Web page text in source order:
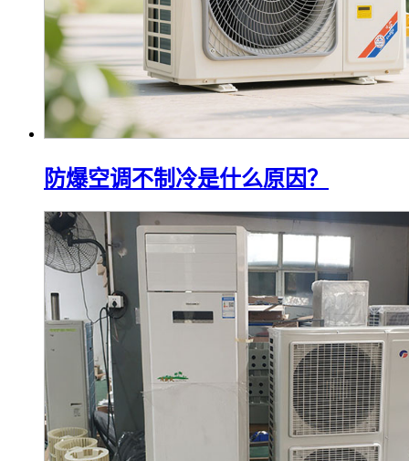
防爆空调不制冷是什么原因？